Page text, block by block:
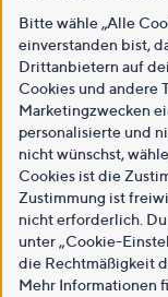
Bitte wähle „Alle
einverstanden bist,
Drittanbietern auf
Cookies und andere
Marketingzwecken
personalisierte und
nicht wünschst,
Cookies ist die
Zustimmung ist
nicht erforderlich.
unter „Cookie-
die Rechtmäßigkeit
Mehr Informationen